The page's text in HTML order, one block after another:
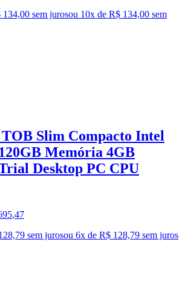
sem jurosou 10x de R$ 134,00 sem
Slim Compacto Intel
Memória 4GB
Desktop PC CPU
,47
sem jurosou 6x de R$ 128,79 sem juros